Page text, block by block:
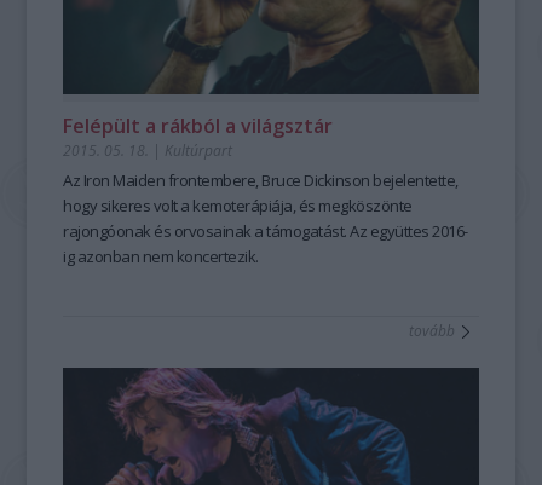
Felépült a rákból a világsztár
2015. 05. 18. | Kultúrpart
Az Iron Maiden frontembere, Bruce Dickinson bejelentette,
hogy sikeresvolt a kemoterápiája, és megköszönte
rajongóonak és orvosainak a támogatást. Az együttes 2016-
ig azonban nem koncertezik.
tovább